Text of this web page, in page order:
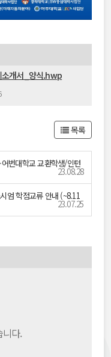
개서_양식.hwp
목록
번대학교 교환학생/인턴
23.08.28
엄 학점교류 안내 (~8.11
23.07.25
니다.